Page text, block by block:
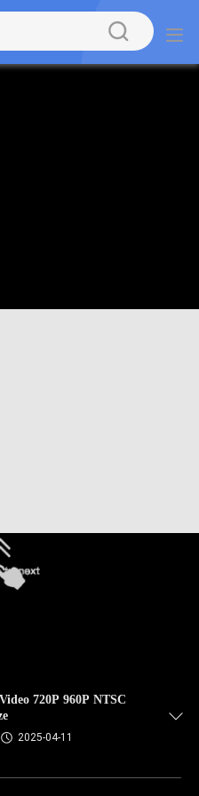
720P 960P NTSC
2025-04-11